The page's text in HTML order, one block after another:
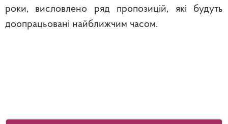
роки, висловлено ряд пропозицій, які будуть
доопрацьовані найближчим часом.